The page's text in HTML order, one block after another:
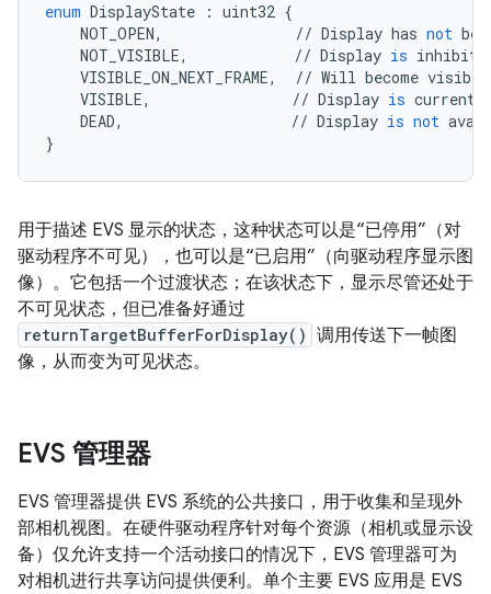
enum DisplayState : uint32 {
NOT_OPEN, // Display has not
NOT_VISIBLE, // Display is
VISIBLE_ON_NEXT_FRAME, // Will become visible
VISIBLE, // Display is
DEAD, // Display is not
}
用于描述 EVS 显示的状态，这种状态可以是“已停用”（对
驱动程序不可见），也可以是“已启用”（向驱动程序显示图
像）。 它包括一个过渡状态；在该状态下，显示尽管还处于
不可见状态，但已准备好通过
returnTargetBufferForDisplay() 调用传送下一帧图
像，从而变为可见状态。
EVS 管理器
EVS 管理器提供 EVS 系统的公共接口，用于收集和呈现外
部相机视图。在硬件驱动程序针对每个资源（相机或显示设
备）仅允许支持一个活动接口的情况下，EVS 管理器可为
对相机进行共享访问提供便利。单个主要 EVS 应用是 EVS